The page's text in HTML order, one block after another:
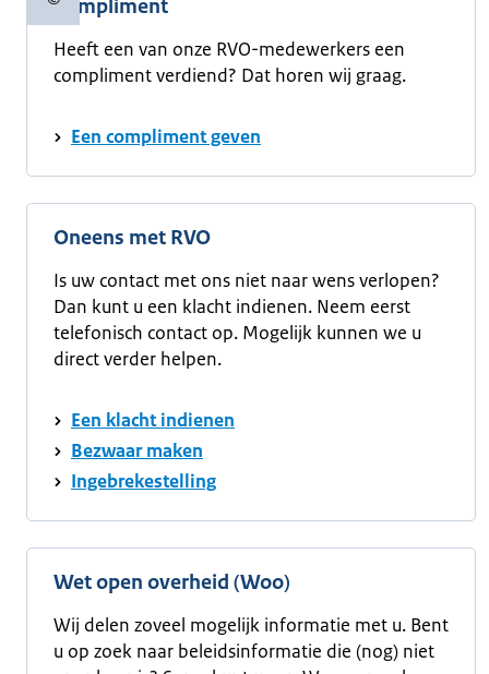
Copyrightinformatie
Compliment
Heeft een van onze RVO-medewerkers een
compliment verdiend? Dat horen wij graag.
Een compliment geven
Oneens met RVO
Is uw contact met ons niet naar wens verlopen?
Dan kunt u een klacht indienen. Neem eerst
telefonisch contact op. Mogelijk kunnen we u
direct verder helpen.
Een klacht indienen
Bezwaar maken
Ingebrekestelling
Wet open overheid (Woo)
Wij delen zoveel mogelijk informatie met u. Bent
u op zoek naar beleidsinformatie die (nog) niet